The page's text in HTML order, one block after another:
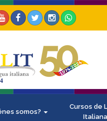
somos?
Cursos de
Italiana